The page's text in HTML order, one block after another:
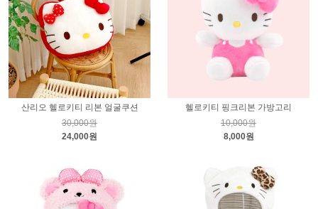
산리오 헬로키티 리본 얼굴쿠션
30,000원
24,000원
헬로키티 핑크리본 가방고리
10,000원
8,000원